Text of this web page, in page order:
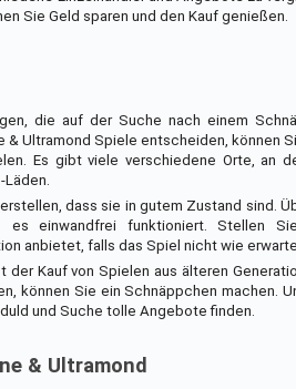
Sie Geld sparen und den Kauf genießen.
die auf der Suche nach einem
Ultramond Spiele entscheiden, können
Es gibt viele verschiedene Orte, an
Läden.
dass sie in gutem Zustand sind.
es einwandfrei funktioniert. Stellen
anbietet, falls das Spiel nicht wie
Kauf von Spielen aus älteren
können Sie ein Schnäppchen machen.
und Suche tolle Angebote finden.
& Ultramond